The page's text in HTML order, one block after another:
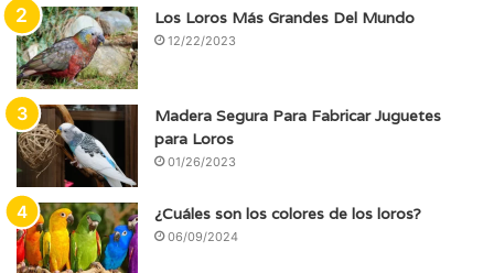
Los Loros Más Grandes Del Mundo
12/22/2023
Madera Segura Para Fabricar Juguetes
para Loros
01/26/2023
¿Cuáles son los colores de los loros?
06/09/2024